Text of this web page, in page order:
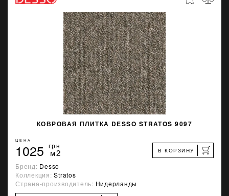
КОВРОВАЯ ПЛИТКА DESSO STRATOS 9097
ЦЕНА
1025 грн
м2 В КОРЗИНУ
Бренд: Desso
Коллекция:Stratos
Страна-производитель: Нидерланды